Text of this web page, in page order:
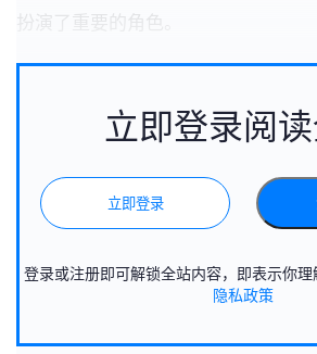
扮演了重要的角色。
立即登录阅
立即登录
登录或注册即可解锁全站内容，即表示你理
隐私政策